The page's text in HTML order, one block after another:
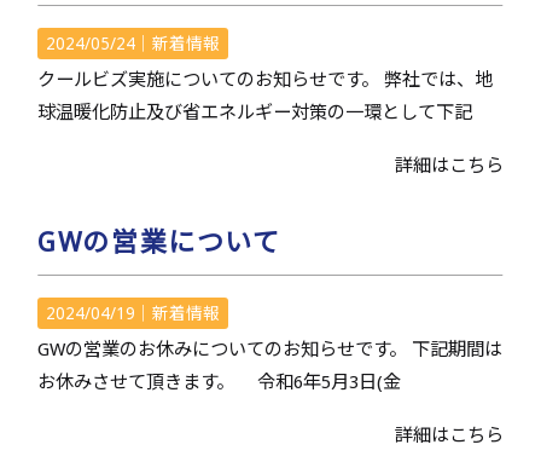
2024/05/24｜新着情報
クールビズ実施についてのお知らせです。 弊社では、地
球温暖化防止及び省エネルギー対策の一環として下記
詳細はこちら
GWの営業について
2024/04/19｜新着情報
GWの営業のお休みについてのお知らせです。 下記期間は
お休みさせて頂きます。 令和6年5月3日(金
詳細はこちら